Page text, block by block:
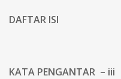
DAFTAR ISI
KATA PENGANTAR – iii